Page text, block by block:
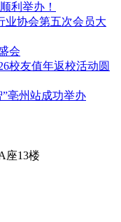
利举办！
业协会第五次会员大
会
校友值年返校活动圆
亳州站成功举办
座13楼